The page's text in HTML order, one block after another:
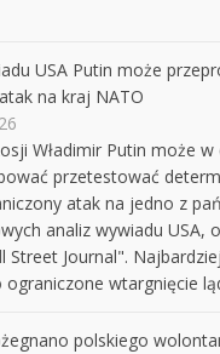
USA Putin może
na kraj NATO
Władimir Putin może w
przetestować
atak na jedno z
analiz wywiadu USA,
Street Journal".
ograniczone wtargnięcie
polskiego